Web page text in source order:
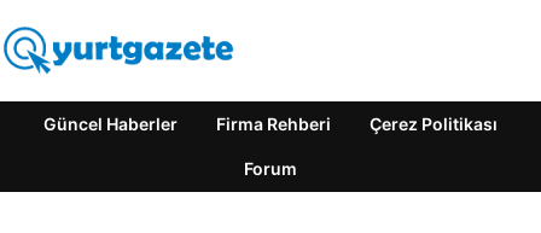
Güncel Haberler Firma Rehberi Çerez Politikası
Forum